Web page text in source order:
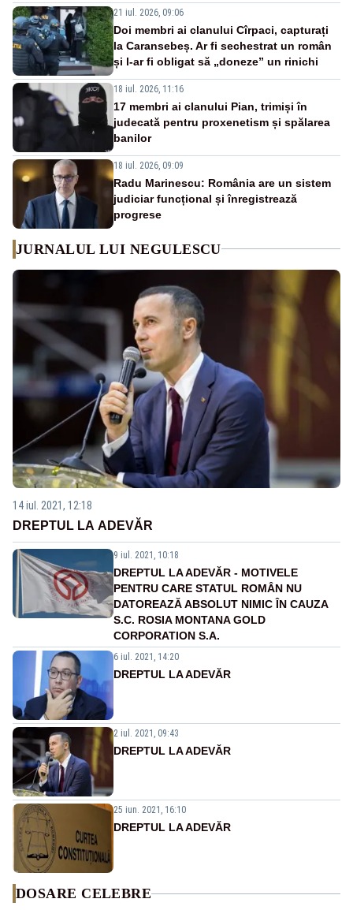
21 iul. 2026, 09:06
Doi membri ai clanului Cîrpaci, capturați
la Caransebeș. Ar fi sechestrat un român
și l-ar fi obligat să „doneze” un rinichi
18 iul. 2026, 11:16
17 membri ai clanului Pian, trimiși în
judecată pentru proxenetism și spălarea
banilor
18 iul. 2026, 09:09
Radu Marinescu: România are un sistem
judiciar funcțional și înregistrează
progrese
JURNALUL LUI NEGULESCU
14 iul. 2021, 12:18
DREPTUL LA ADEVĂR
9 iul. 2021, 10:18
DREPTUL LA ADEVĂR - MOTIVELE
PENTRU CARE STATUL ROMÂN NU
DATOREAZĂ ABSOLUT NIMIC ÎN CAUZA
S.C. ROSIA MONTANA GOLD
CORPORATION S.A.
6 iul. 2021, 14:20
DREPTUL LA ADEVĂR
2 iul. 2021, 09:43
DREPTUL LA ADEVĂR
25 iun. 2021, 16:10
DREPTUL LA ADEVĂR
DOSARE CELEBRE